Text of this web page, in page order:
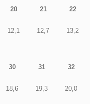
20 21 22
12,1 12,7 13,2
30 31 32
18,6 19,3 20,0